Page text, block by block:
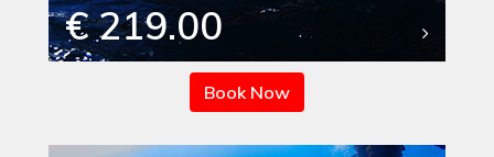
€ 219.00
Book Now